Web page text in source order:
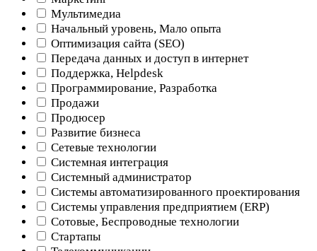
Мультимедиа
Начальный уровень, Мало опыта
Оптимизация сайта (SEO)
Передача данных и доступ в интернет
Поддержка, Helpdesk
Программирование, Разработка
Продажи
Продюсер
Развитие бизнеса
Сетевые технологии
Системная интеграция
Системный администратор
Системы автоматизированного проектирования
Системы управления предприятием (ERP)
Сотовые, Беспроводные технологии
Стартапы